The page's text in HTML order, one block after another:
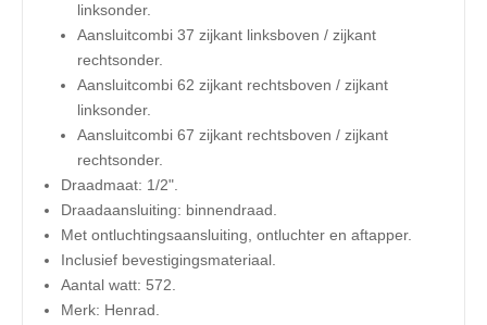
linksonder.
Aansluitcombi 37 zijkant linksboven / zijkant
rechtsonder.
Aansluitcombi 62 zijkant rechtsboven / zijkant
linksonder.
Aansluitcombi 67 zijkant rechtsboven / zijkant
rechtsonder.
Draadmaat: 1/2".
Draadaansluiting: binnendraad.
Met ontluchtingsaansluiting, ontluchter en aftapper.
Inclusief bevestigingsmateriaal.
Aantal watt: 572.
Merk: Henrad.